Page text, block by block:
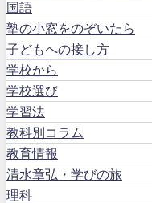
国語
塾の小窓をのぞいたら
子どもへの接し方
学校から
学校選び
学習法
教科別コラム
教育情報
清水章弘・学びの旅
理科